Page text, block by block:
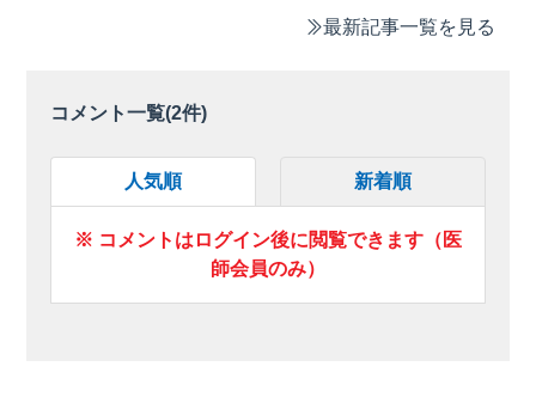
最新記事一覧を見る
コメント一覧(2件)
人気順 新着順
※ コメントはログイン後に閲覧できます（医
師会員のみ）